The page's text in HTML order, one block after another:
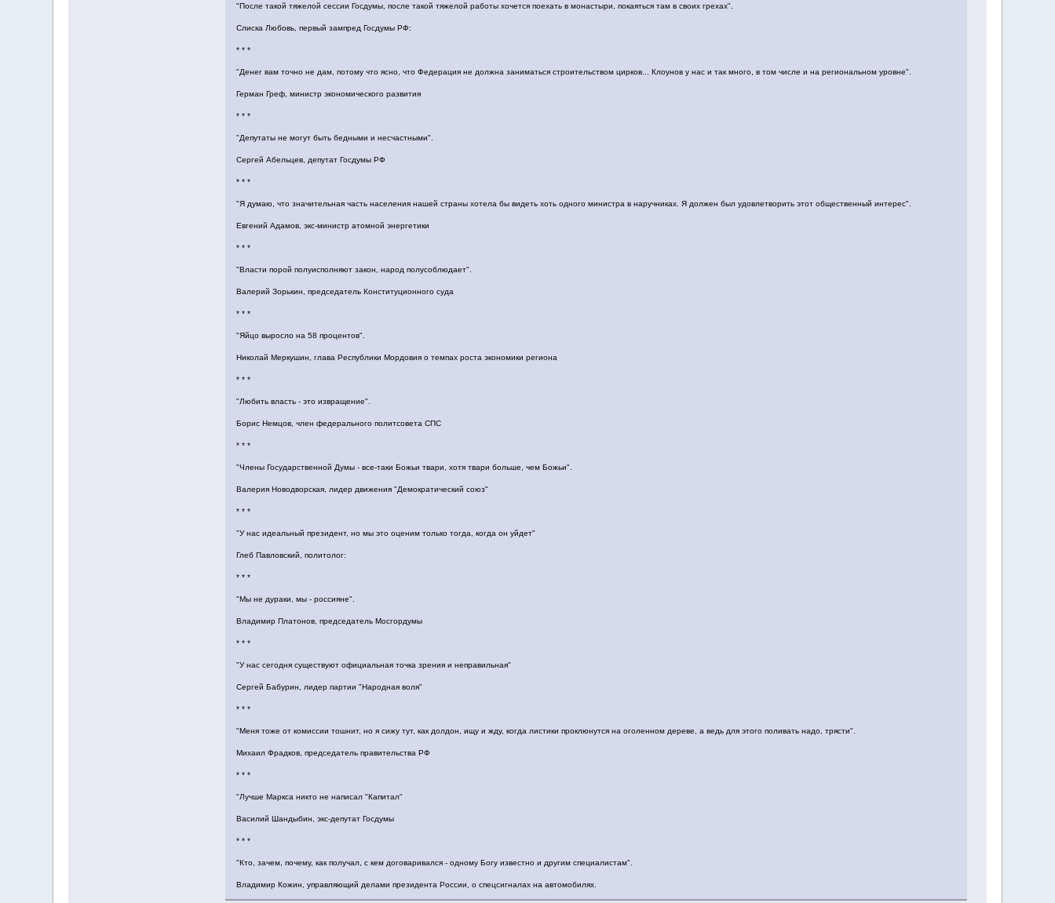
"После такой тяжелой сессии Госдумы, после такой тяжелой работы хочется поехать в монастыри, покаяться там в своих грехах".
Слиска Любовь, первый зампред Госдумы РФ:
* * *
"Денег вам точно не дам, потому что ясно, что Федерация не должна заниматься строительством цирков... Клоунов у нас и так много, в том числе и на региональном уровне".
Герман Греф, министр экономического развития
* * *
"Депутаты не могут быть бедными и несчастными".
Сергей Абельцев, депутат Госдумы РФ
* * *
"Я думаю, что значительная часть населения нашей страны хотела бы видеть хоть одного министра в наручниках. Я должен был удовлетворить этот общественный интерес".
Евгений Адамов, экс-министр атомной энергетики
* * *
"Власти порой полуисполняют закон, народ полусоблюдает".
Валерий Зорькин, председатель Конституционного суда
* * *
"Яйцо выросло на 58 процентов".
Николай Меркушин, глава Республики Мордовия о темпах роста экономики региона
* * *
"Любить власть - это извращение".
Борис Немцов, член федерального политсовета СПС
* * *
"Члены Государственной Думы - все-таки Божьи твари, хотя твари больше, чем Божьи".
Валерия Новодворская, лидер движения "Демократический союз"
* * *
"У нас идеальный президент, но мы это оценим только тогда, когда он уйдет"
Глеб Павловский, политолог:
* * *
"Мы не дураки, мы - россияне".
Владимир Платонов, председатель Мосгордумы
* * *
"У нас сегодня существуют официальная точка зрения и неправильная"
Сергей Бабурин, лидер партии "Народная воля"
* * *
"Меня тоже от комиссии тошнит, но я сижу тут, как долдон, ищу и жду, когда листики проклюнутся на оголенном дереве, а ведь для этого поливать надо, трясти".
Михаил Фрадков, председатель правительства РФ
* * *
"Лучше Маркса никто не написал "Капитал"
Василий Шандыбин, экс-депутат Госдумы
* * *
"Кто, зачем, почему, как получал, с кем договаривался - одному Богу известно и другим специалистам".
Владимир Кожин, управляющий делами президента России, о спецсигналах на автомобилях.